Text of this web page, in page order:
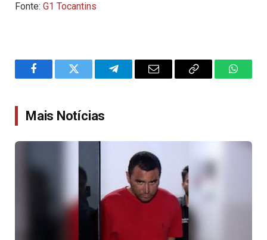
Fonte: G1 Tocantins
FacebookTwitter TelegramEmail
Copy
Mais Notícias